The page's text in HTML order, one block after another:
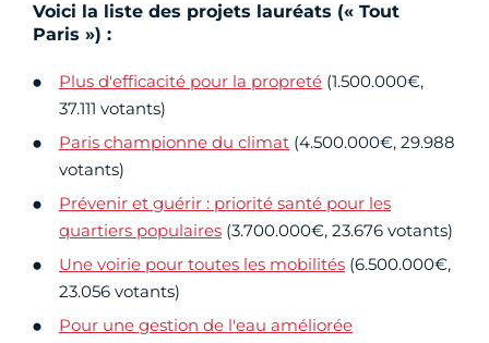
Voici la liste des projets lauréats (« Tout
Paris ») :
Plus d'efficacité pour la propreté (1.500.000€,
37.111 votants)
Paris championne du climat (4.500.000€, 29.988
votants)
Prévenir et guérir : priorité santé pour les
quartiers populaires (3.700.000€, 23.676 votants)
Une voirie pour toutes les mobilités (6.500.000€,
23.056 votants)
Pour une gestion de l'eau améliorée